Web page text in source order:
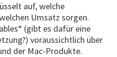
auf, welche
Umsatz sorgen.
(gibt es dafür eine
voraussichtlich über
der Mac-Produkte.